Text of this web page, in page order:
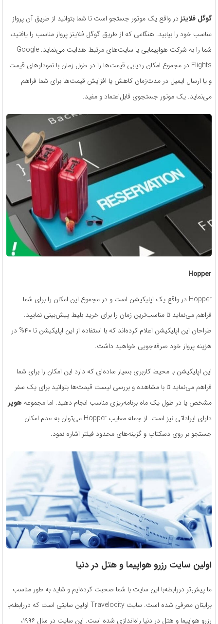
گوگل فلایتز در واقع یک موتور جستجو است تا شما بتوانید از طریق آن پرواز
مناسب خود را بیابید. هنگامی که از طریق گوگل فلایتز پرواز مناسب را یافتید،
شما را به شرکت هواپیمایی یا سایت‌های مرتبط هدایت می‌نماید. Google
Flights در مجموع امکان ردیابی قیمت‌ها را در طول زمان با نمودارهای قیمت
و یا ارسال ایمیل در مدت‌زمان کاهش یا افزایش قیمت‌ها برای شما فراهم
می‌نماید. یک موتور جستجوی قابل‌اعتماد و مفید.
Hopper
Hopper در واقع یک اپلیکیشن است و در مجموع این امکان را برای شما
فراهم می‌نماید تا مناسب‌ترین زمان را برای خرید بلیط پیش‌بینی نمایید.
طراحان این اپلیکیشن اعلام کرده‌اند که با استفاده از این اپلیکیشن تا ۴۰% در
هزینه پرواز خود صرفه‌جویی خواهید داشت.
این اپلیکیشن با محیط کاربری بسیار ساده‌ای که دارد این امکان را برای شما
فراهم می‌نماید تا با مشاهده و بررسی لیست قیمت‌ها بتوانید برای یک سفر
مشخص یا در طول یک ماه برنامه‌ریزی مناسب انجام دهید. اما مجموعه هوپر
دارای ایراداتی نیز است. از جمله معایب Hopper می‌توان به عدم امکان
جستجو بر روی دسکتاپ و گزینه‌های محدود فیلتر اشاره نمود.
اولین سایت رزرو هواپیما و هتل در دنیا
ما پیش‌تر دررابطه‌با این سایت با شما صحبت کرده‌ایم و شاید به طور مناسب
برایتان معرفی شده است. سایت Travelocity اولین سایتی است که دررابطه‌با
رزرو هواپیما و هتل در دنیا راه‌اندازی شده است. این سایت در سال ۱۹۹۶،